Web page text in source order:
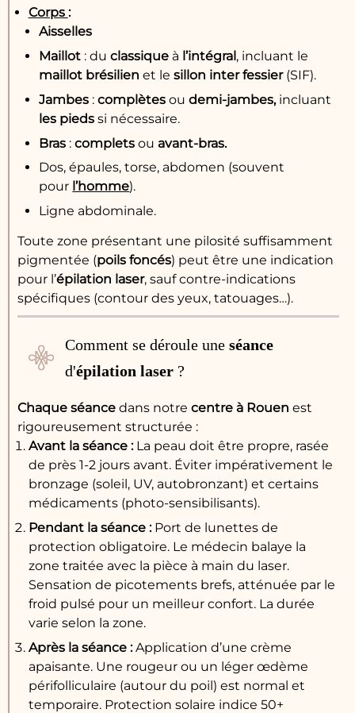
Corps :
Aisselles
Maillot : duclassique à l’intégral, incluant le
maillot brésilien et lesillon inter fessier(SIF).
Jambes :complètes oudemi-jambes,incluant
les pieds si nécessaire.
Bras :complets ou avant-bras.
Dos, épaules, torse, abdomen (souvent
pour l’homme).
Ligne abdominale.
Toute zone présentant une pilosité suffisamment
pigmentée (poils foncés) peut être une indication
pour l’épilation laser, sauf contre-indications
spécifiques (contour des yeux, tatouages…).
Comment se déroule une séance
d'épilation laser?
Chaque séance dans notre centre à Rouen est
rigoureusement structurée :
Avant la séance :La peau doit être propre, rasée
de près 1-2 jours avant. Éviter impérativement le
bronzage (soleil, UV, autobronzant) et certains
médicaments (photo-sensibilisants).
Pendant la séance :Port de lunettes de
protection obligatoire. Le médecin balaye la
zone traitée avec la pièce à main du laser.
Sensation de picotements brefs, atténuée par le
froid pulsé pour un meilleur confort. La durée
varie selon la zone.
Après la séance :Application d’une crème
apaisante. Une rougeur ou un léger œdème
périfolliculaire (autour du poil) est normal et
temporaire. Protection solaire indice 50+